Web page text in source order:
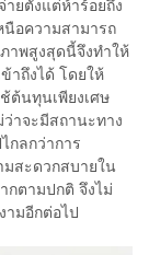
ยตั้งแต่ห้าร้อยถึง
อความสามารถ
าพสูงสุดนี้จึงทำให้
าถึงได้ โดยให้
ต้นทุนเพียงเศษ
าจะมีสถานะทาง
กลกว่าการ
มสะดวกสบายใน
กตามปกติ จึงไม่
ามอีกต่อไป